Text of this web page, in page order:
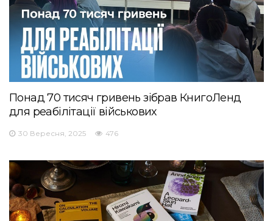
Понад 70 тисяч гривень зібрав КнигоЛенд
для реабілітації військових
30 Вересня, 2025 476